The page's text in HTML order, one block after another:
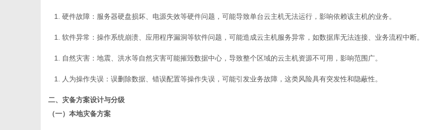
硬件故障 ：服务器硬盘损坏、电源失效等硬件问题，可能导致单台云主机无法运行，影响依赖该主机的业务。
软件异常 ：操作系统崩溃、应用程序漏洞等软件问题，可能造成云主机服务异常，如数据库无法连接、业务流程中断。
自然灾害 ：地震、洪水等自然灾害可能摧毁数据中心，导致整个区域的云主机资源不可用，影响范围广。
人为操作失误 ：误删除数据、错误配置等操作失误，可能引发业务故障，这类风险具有突发性和隐蔽性。
二、灾备方案设计与分级
（一）本地灾备方案